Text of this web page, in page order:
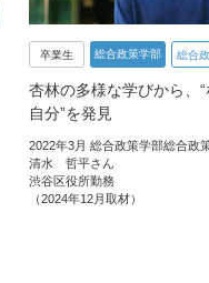
卒業生 総合政策学部 総合
杏林の多様な学びから、
自分”を発見
2022年3月 総合政策学部総合政
清水 哲平さん
渋谷区役所勤務
（2024年12月取材）